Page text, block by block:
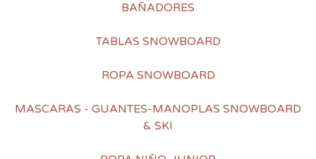
BAÑADORES
TABLAS SNOWBOARD
ROPA SNOWBOARD
MASCARAS - GUANTES-MANOPLAS SNOWBOARD
& SKI